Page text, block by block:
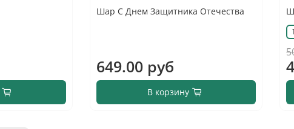
Шар С Днем Защитника Отечества
649.00 руб
В корзину
1